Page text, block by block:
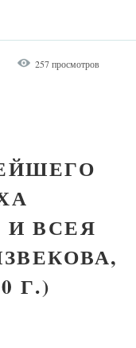
257 просмотров
ВСЕЯ
Г.)